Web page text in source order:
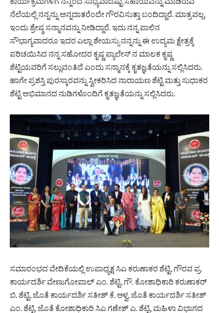
ನೆಲೆಯಲ್ಲಿ ನನ್ನನ್ನು ಅನ್ನದಾತರೆಂದೇ ಗೌರವಿಸುತ್ತಾ ಬಂದಿದ್ದಾರೆ. ಮಾತ್ರವಲ್ಲ,
ಇಂದು ಶ್ರೇಷ್ಠ ಸನ್ಮಾನವನ್ನು ನೀಡಿದ್ದಾರೆ. ಇದು ನನ್ನ ಪಾಲಿನ
ಸೌಭಾಗ್ಯವಾದರೂ ಇದರ ಎಲ್ಲಾ ಶೇಯಸ್ಸು ನನ್ನನ್ನು ಈ ಉದ್ಯಮ ಕ್ಷೇತ್ರಕ್ಕೆ
ಪರಿಚಯಿಸಿದ ನನ್ನ ಸಹೋದರ ಕೃಷ್ಣ ಪ್ಯಾಲೇಸ್ ನ ಮಾಲಕ ಕೃಷ್ಣ
ಶೆಟ್ಟಿಯವರಿಗೆ ಸಲ್ಲುವಂತಿದೆ ಎಂದು ಸನ್ಮಾನಕ್ಕೆ ಕೃತಜ್ಞತೆಯನ್ನು ಸಲ್ಲಿಸಿದರು.
ಹಾಗೇ ಪ್ರಶಸ್ತಿ ಪುರಸ್ಕಾರವನ್ನು ಸ್ವೀಕರಿಸಿದ ನಾರಾಯಣ ಶೆಟ್ಟಿ ಮತ್ತು ಸುಧಾಕರ
ಶೆಟ್ಟಿ ಅಭಿಮಾನದ ನುಡಿಗಳೊಂದಿಗೆ ಕೃತಜ್ಞತೆಯನ್ನು ಸಲ್ಲಿಸಿದರು.
ಸಮಾರಂಭದ ವೇದಿಕೆಯಲ್ಲಿ ಉಪಾಧ್ಯಕ್ಷ ಸಿಎ ಕರುಣಾಕರ ಶೆಟ್ಟಿ, ಗೌರವ ಪ್ರ.
ಕಾರ್ಯದರ್ಶಿ ವೇಣುಗೋಪಾಲ್ ಎಂ. ಶೆಟ್ಟಿ, ಗೌ. ಕೋಶಾಧಿಕಾರಿ ಕರುಣಾಕರ್
ಬಿ. ಶೆಟ್ಟಿ, ಜೊತೆ ಕಾರ್ಯದರ್ಶಿ ಸತೀಶ್ ಕೆ. ಆಳ್ವ, ಜೊತೆ ಕಾರ್ಯದರ್ಶಿ ಸತೀಶ್
ಎಂ. ಶೆಟ್ಟಿ, ಜೊತೆ ಕೋಶಾಧಿಕಾರಿ ಸಿಎ ಗಣೇಶ್ ಎ. ಶೆಟ್ಟಿ, ಮಹಿಳಾ ವಿಭಾಗದ